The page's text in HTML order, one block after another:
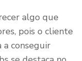
algo que
pois o cliente
conseguir